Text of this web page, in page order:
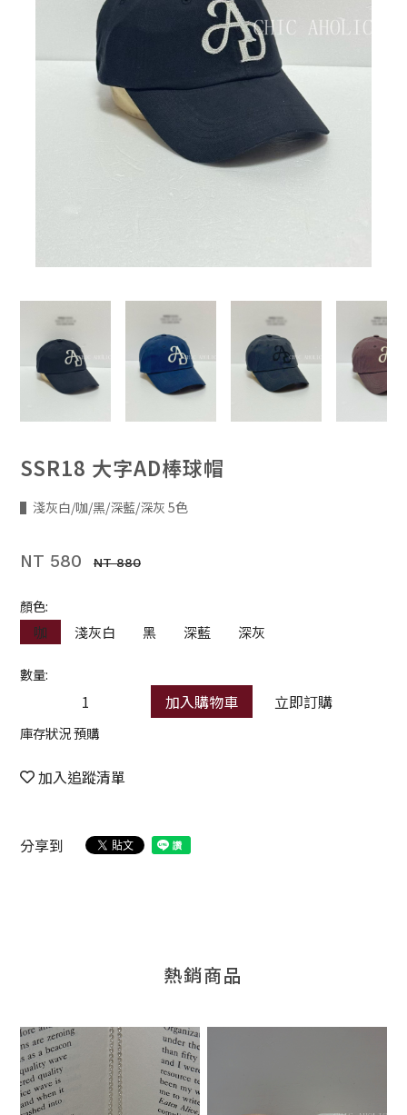
SSR18 大字AD棒球帽
▌淺灰白/咖/黑/深藍/深灰 5色
NT 580 NT 880
顏色:
咖
淺灰白 黑 深藍 深灰
數量:
加入購物車 立即訂購
庫存狀況 預購
加入追蹤清單
分享到
熱銷商品